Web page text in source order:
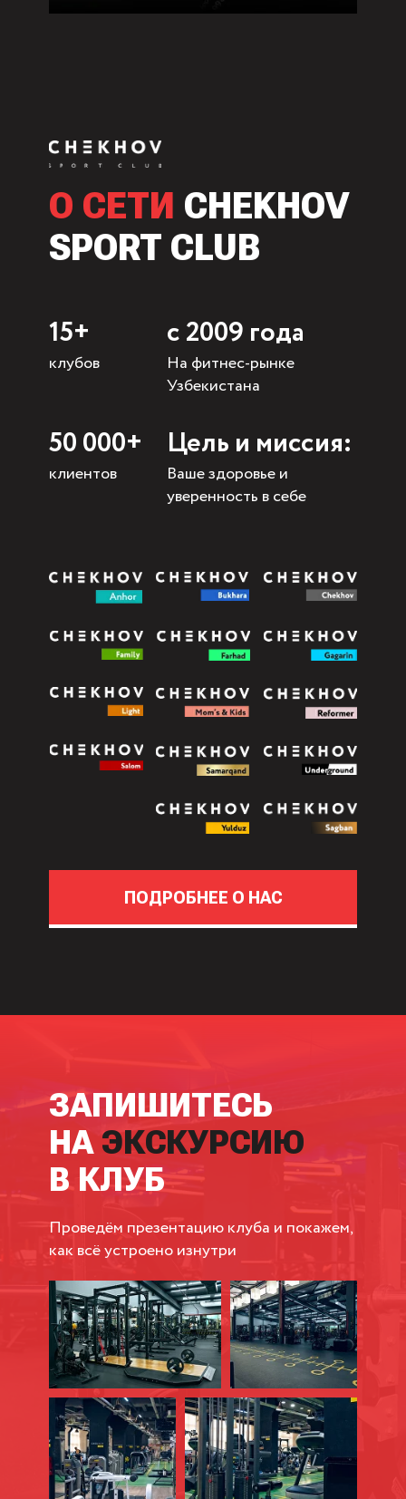
О СЕТИ CHEKHOV
SPORT CLUB
ПОДРОБНЕЕ О НАС
Цель и миссия:
Ваше здоровье и
уверенность в себе
15+
клубов
с 2009 года
На фитнес-рынке
Узбекистана
50 000+
клиентов
ЗАПИШИТЕСЬ
НА ЭКСКУРСИЮ
В КЛУБ
Проведём презентацию клуба и покажем,
как всё устроено изнутри